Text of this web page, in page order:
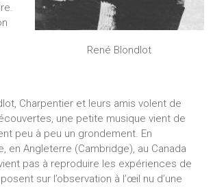
René Blondlot
Charpentier et leurs amis volent de
une petite musique vient de
peu à peu un grondement. En
en Angleterre (Cambridge), au Canada
pas à reproduire les expériences de
sur l’observation à l’œil nu d’une